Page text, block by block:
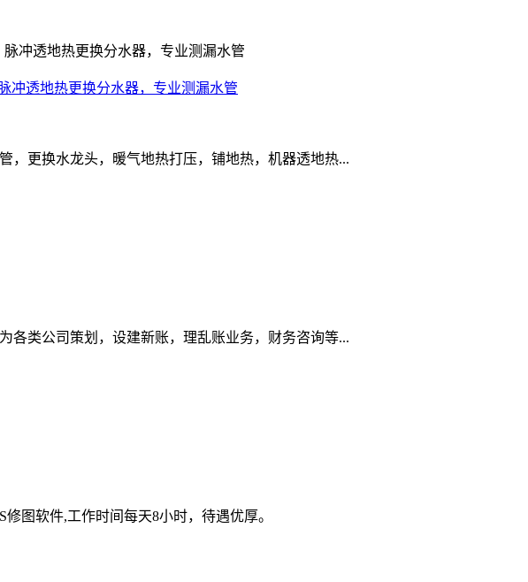
冲透地热更换分水器，专业测漏水管
，更换水龙头，暖气地热打压，铺地热，机器透地热...
各类公司策划，设建新账，理乱账业务，财务咨询等...
图软件,工作时间每天8小时，待遇优厚。